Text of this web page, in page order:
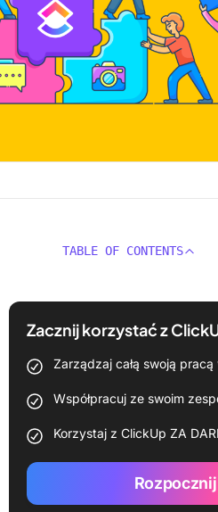
TABLE OF CONTENTS
Zacznij korzystać z
Zarządzaj całą swoją
Współpracuj ze swoim
Korzystaj z ClickUp ZA
Rozpocznij